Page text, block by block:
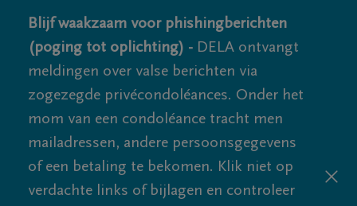
Blijf waakzaam voor phishingberichten
(poging tot oplichting) - DELA ontvangt
meldingen over valse berichten via
zogezegde privécondoléances. Onder het
mom van een condoléance tracht men
mailadressen, andere persoonsgegevens
of een betaling te bekomen. Klik niet op
verdachte links of bijlagen en controleer